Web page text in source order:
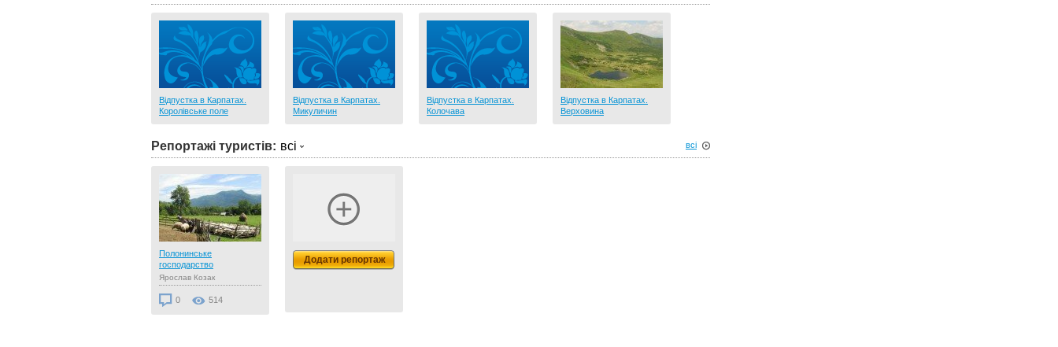
Відпустка в Карпатах.
Королівське поле
Відпустка в Карпатах.
Микуличин
Відпустка в Карпатах.
Колочава
Відпустка в Карпатах.
Верховина
Репортажі туристів: всі всі
Полонинське
господарство
Ярослав Козак
0 514
Додати репортаж